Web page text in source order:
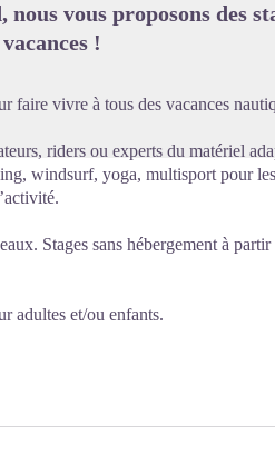
vous proposons des
!
faire vivre à tous des vacances
riders ou experts du matériel
windsurf, yoga, multisport pour
Stages sans hébergement à partir
adultes et/ou enfants.